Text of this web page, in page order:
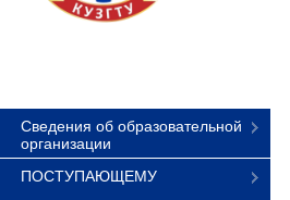
Сведения об образовательной
организации
ПОСТУПАЮЩЕМУ